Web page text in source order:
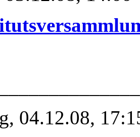
04.12.08,